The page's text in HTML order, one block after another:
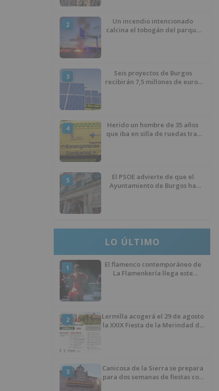
2
Un incendio intencionado
calcina el tobogán del parque
3
Seis proyectos de Burgos
recibirán 7,5 millones de euros
4
Herido un hombre de 35 años
que iba en silla de ruedas tras
5
El PSOE advierte de que el
Ayuntamiento de Burgos ha
LO ÚLTIMO
1
El flamenco contemporáneo de
La Flamenkería llega este
2
Lermilla acogerá el 29 de agosto
la XXIX Fiesta de la Merindad de
3
Canicosa de la Sierra se prepara
para dos semanas de fiestas con